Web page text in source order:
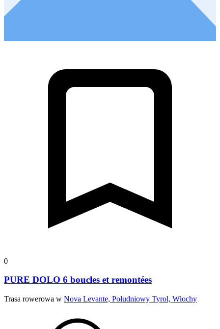
0
PURE DOLO 6 boucles et remontées
Trasa rowerowa w Nova Levante, Południowy Tyrol, Włochy